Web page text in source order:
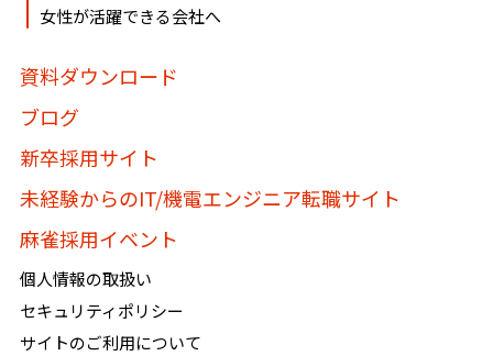
女性が活躍できる会社へ
資料ダウンロード
ブログ
新卒採用サイト
未経験からのIT/機電エンジニア転職サイト
麻雀採用イベント
個人情報の取扱い
セキュリティポリシー
サイトのご利用について